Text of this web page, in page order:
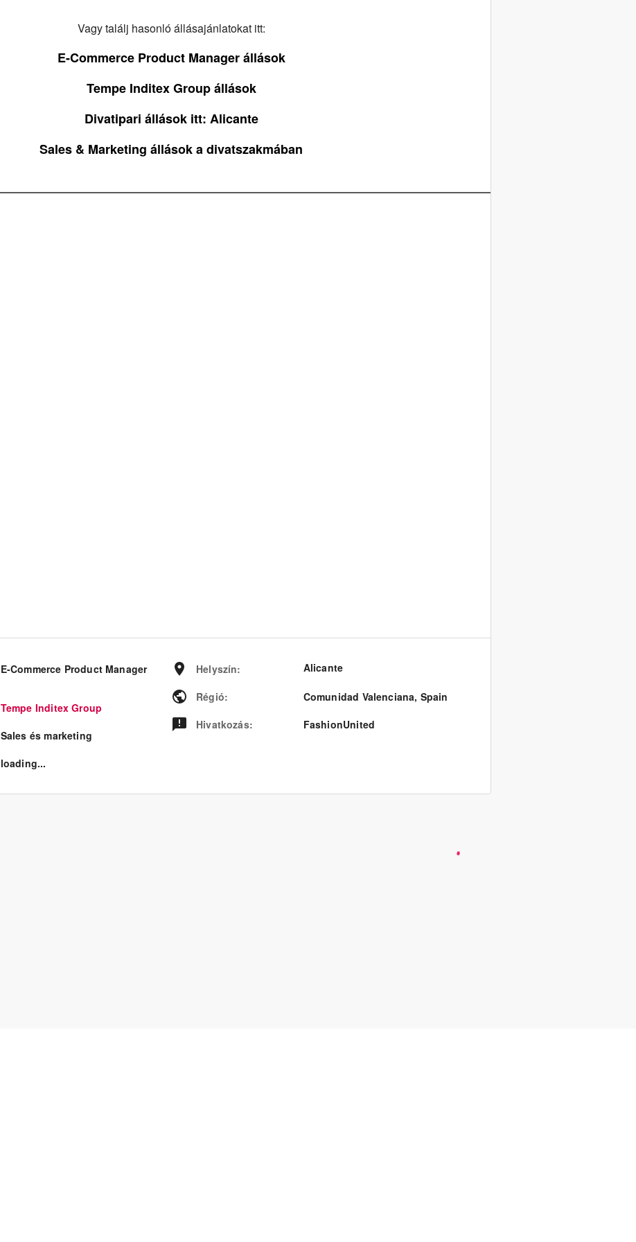
Vagy találj hasonló állásajánlatokat itt:
E-Commerce Product Manager állások
Tempe Inditex Group állások
Divatipari állások itt: Alicante
Sales & Marketing állások a divatszakmában
E-Commerce Product Manager
Tempe Inditex Group
Sales és marketing
loading...
Helyszín: Alicante
Régió: Comunidad Valenciana, Spain
Hivatkozás: FashionUnited